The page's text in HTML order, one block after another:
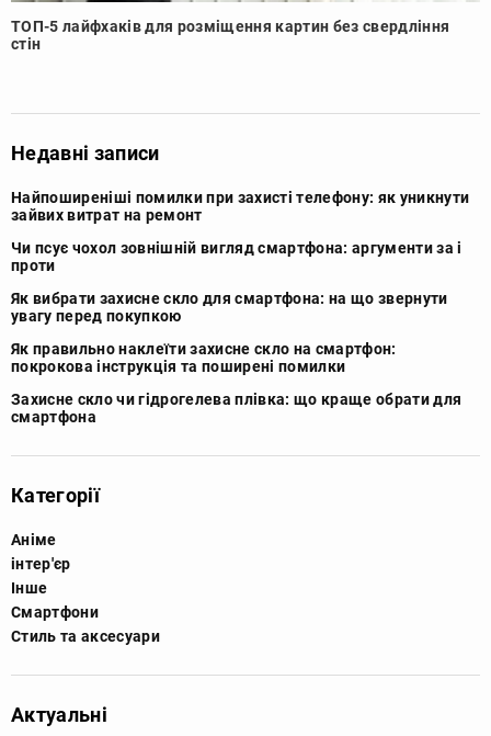
ТОП-5 лайфхаків для розміщення картин без свердління
стін
Недавні записи
Найпоширеніші помилки при захисті телефону: як уникнути
зайвих витрат на ремонт
Чи псує чохол зовнішній вигляд смартфона: аргументи за і
проти
Як вибрати захисне скло для смартфона: на що звернути
увагу перед покупкою
Як правильно наклеїти захисне скло на смартфон:
покрокова інструкція та поширені помилки
Захисне скло чи гідрогелева плівка: що краще обрати для
смартфона
Категорії
Аніме
інтер'єр
Інше
Смартфони
Стиль та аксесуари
Актуальні